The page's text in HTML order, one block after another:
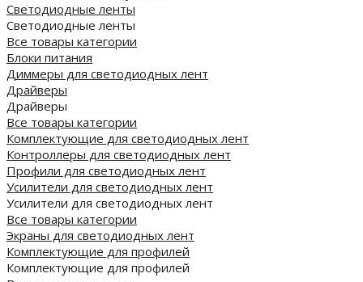
Светодиодные ленты
Светодиодные ленты
Все товары категории
Блоки питания
Диммеры для светодиодных лент
Драйверы
Драйверы
Все товары категории
Комплектующие для светодиодных лент
Контроллеры для светодиодных лент
Профили для светодиодных лент
Усилители для светодиодных лент
Усилители для светодиодных лент
Все товары категории
Экраны для светодиодных лент
Комплектующие для профилей
Комплектующие для профилей